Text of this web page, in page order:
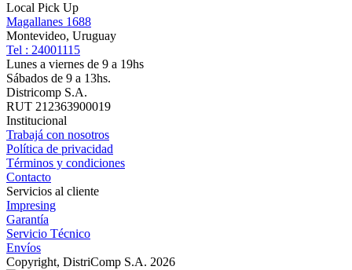
Local Pick Up
Magallanes 1688
Montevideo, Uruguay
Tel : 24001115
Lunes a viernes de 9 a 19hs
Sábados de 9 a 13hs.
Districomp S.A.
RUT 212363900019
Institucional
Trabajá con nosotros
Política de privacidad
Términos y condiciones
Contacto
Servicios al cliente
Impresing
Garantía
Servicio Técnico
Envíos
Copyright, DistriComp S.A. 2026